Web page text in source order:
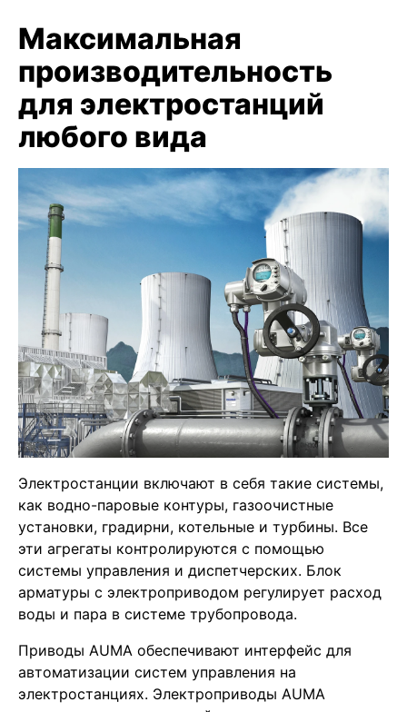
Максимальная
производительность
для электростанций
любого вида
Электростанции включают в себя такие системы,
как водно-паровые контуры, газоочистные
установки, градирни, котельные и турбины. Все
эти агрегаты контролируются с помощью
системы управления и диспетчерских. Блок
арматуры с электроприводом регулирует расход
воды и пара в системе трубопровода.
Приводы AUMA обеспечивают интерфейс для
автоматизации систем управления на
электростанциях. Электроприводы AUMA